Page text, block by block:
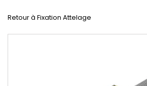
Retour à Fixation Attelage